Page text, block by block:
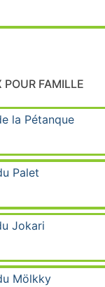
POUR FAMILLE
la Pétanque
Palet
Jokari
Mölkky